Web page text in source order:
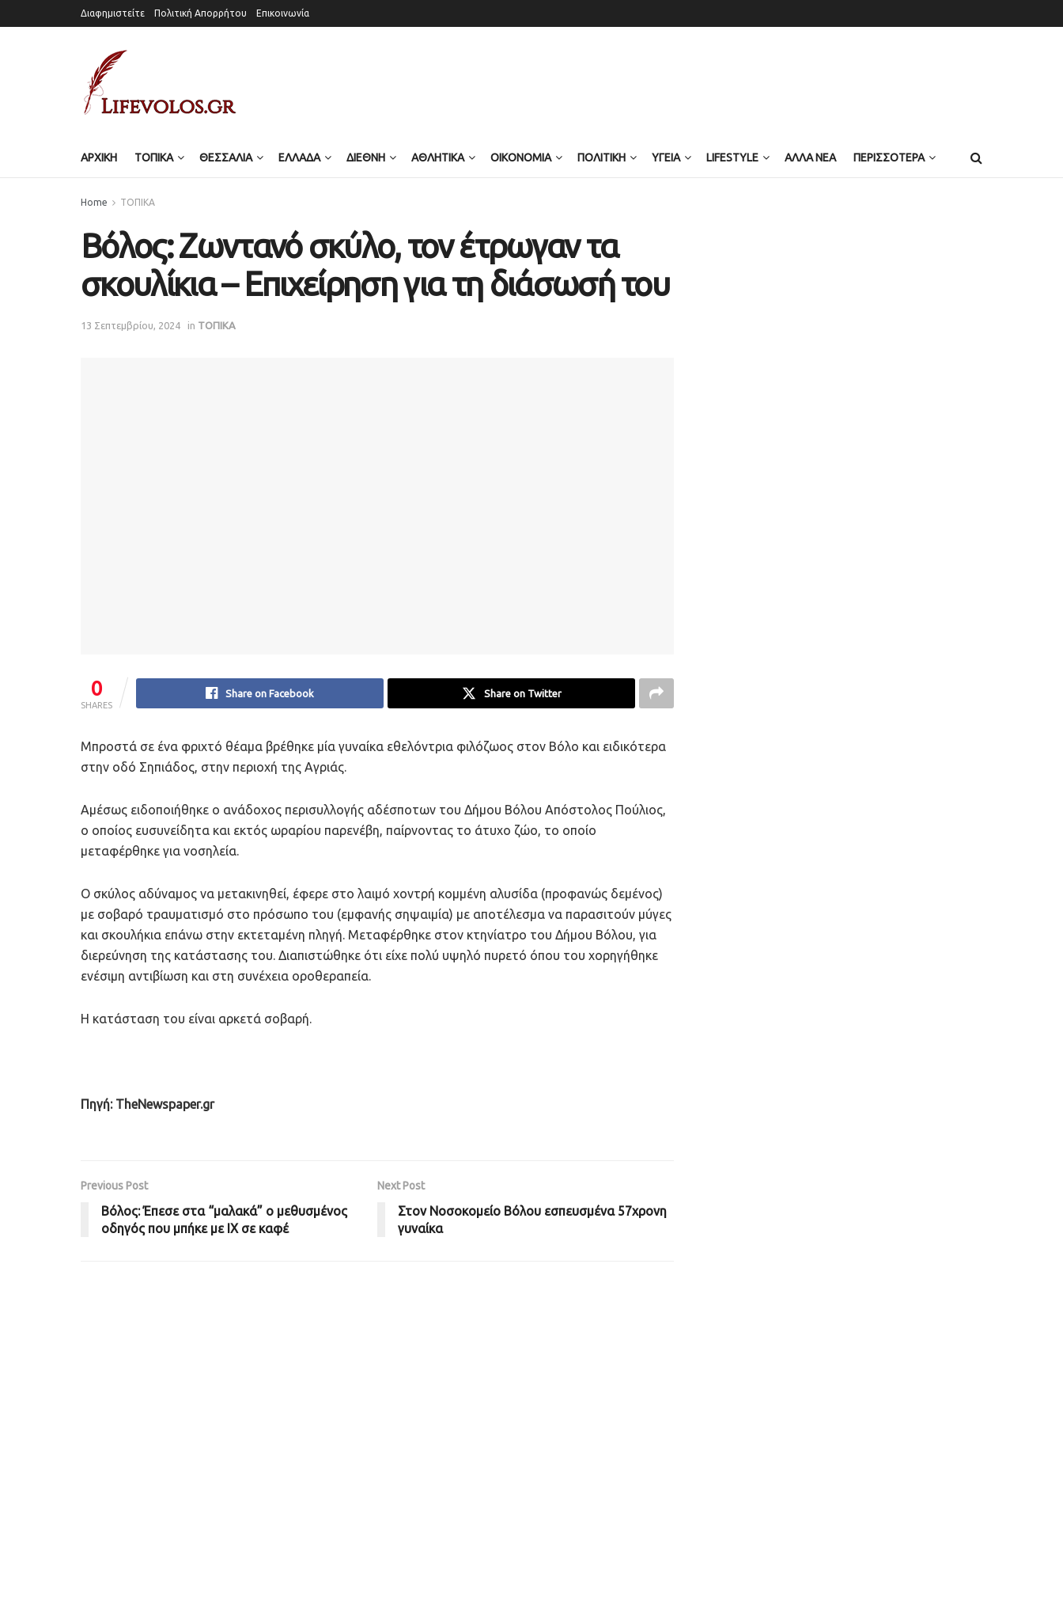
Διαφημιστείτε Πολιτική Απορρήτου Επικοινωνία
ΑΡΧΙΚΗ ΤΟΠΙΚΑ ΘΕΣΣΑΛΙΑ ΕΛΛΑΔΑ ΔΙΕΘΝΗ ΑΘΛΗΤΙΚΑ ΟΙΚΟΝΟΜΙΑ ΠΟΛΙΤΙΚΗ ΥΓΕΙΑ LIFESTYLE ΑΛΛΑ ΝΕΑ ΠΕΡΙΣΣΟΤΕΡΑ
Home ΤΟΠΙΚΑ
Βόλος: Ζωντανό σκύλο, τον έτρωγαν τα
σκουλίκια – Επιχείρηση για τη διάσωσή του
13 Σεπτεμβρίου, 2024 in ΤΟΠΙΚΑ
0
SHARES
Share on Facebook Share on Twitter
Μπροστά σε ένα φριχτό θέαμα βρέθηκε μία γυναίκα εθελόντρια φιλόζωος στον Βόλο και ειδικότερα
στην οδό Σηπιάδος, στην περιοχή της Αγριάς.
Αμέσως ειδοποιήθηκε ο ανάδοχος περισυλλογής αδέσποτων του Δήμου Βόλου Απόστολος Πούλιος,
ο οποίος ευσυνείδητα και εκτός ωραρίου παρενέβη, παίρνοντας το άτυχο ζώο, το οποίο
μεταφέρθηκε για νοσηλεία.
Ο σκύλος αδύναμος να μετακινηθεί, έφερε στο λαιμό χοντρή κομμένη αλυσίδα (προφανώς δεμένος)
με σοβαρό τραυματισμό στο πρόσωπο του (εμφανής σηψαιμία) με αποτέλεσμα να παρασιτούν μύγες
και σκουλήκια επάνω στην εκτεταμένη πληγή. Μεταφέρθηκε στον κτηνίατρο του Δήμου Βόλου, για
διερεύνηση της κατάστασης του. Διαπιστώθηκε ότι είχε πολύ υψηλό πυρετό όπου του χορηγήθηκε
ενέσιμη αντιβίωση και στη συνέχεια οροθεραπεία.
Η κατάσταση του είναι αρκετά σοβαρή.
Πηγή: TheNewspaper.gr
Previous Post
Βόλος: Έπεσε στα “μαλακά” ο μεθυσμένος
οδηγός που μπήκε με ΙΧ σε καφέ
Next Post
Στον Νοσοκομείο Βόλου εσπευσμένα 57χρονη
γυναίκα